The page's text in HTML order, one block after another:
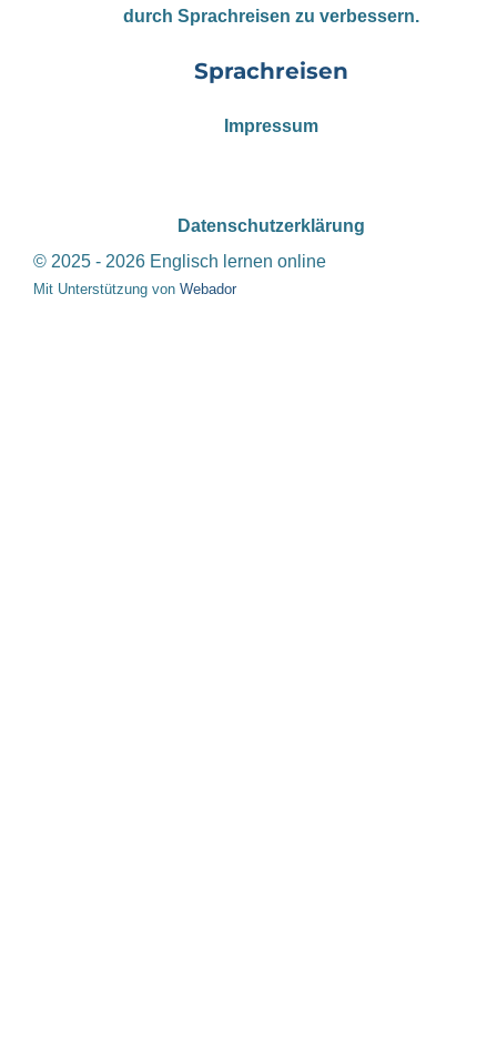
durch Sprachreisen zu verbessern.
Sprachreisen
Impressum
Datenschutzerklärung
© 2025 - 2026 Englisch lernen online
Mit Unterstützung von Webador